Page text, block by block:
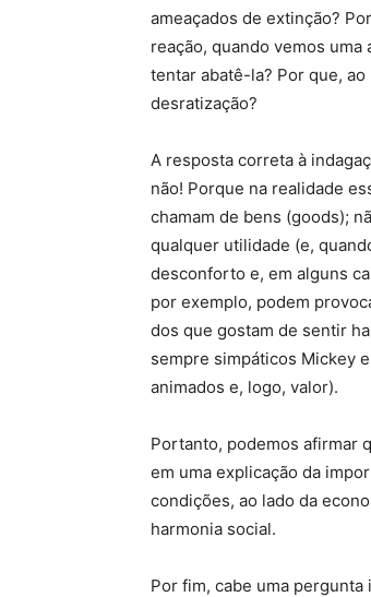
ameaçados de extinção?
reação, quando vemos
tentar abatê-la? Por que,
desratização?
A resposta correta à
não! Porque na realidade
chamam de bens (goods);
qualquer utilidade (e,
desconforto e, em alguns
por exemplo, podem
dos que gostam de sentir
sempre simpáticos Mickey
animados e, logo, valor).
Portanto, podemos afirmar
em uma explicação da
condições, ao lado da
harmonia social.
Por fim, cabe uma